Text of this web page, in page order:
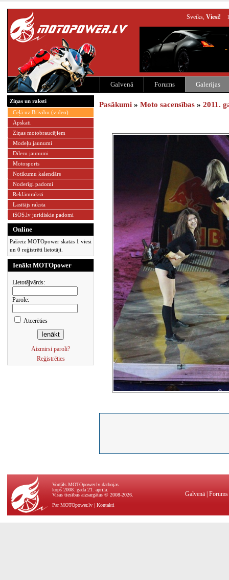
Sveiks, Viesi!
Galvenā Forums Galerijas
Ziņas un raksti
Ceļā uz Brīvību (video)
Apskati
Ziņas motobraucējiem
Modeļu jaunumi
Dīleru jaunumi
Motosports
Notikumu kalendārs
Noderīgi padomi
Reklāmraksti
Lasītājs raksta
iSOS.lv juridiskie padomi
Online
Pašreiz MOTOpower skatās 1 viesi
un 0 reģistrēti lietotāji.
Ienākt MOTOpower
Lietotājvārds:
Parole:
Atcerēties
Aizmirsi paroli?
Reģistrēties
Pasākumi » Moto sacensības » 2011.
Vortāls MOTOpower.lv darbojas
kopš 2008. gada 21. aprīļa.
Visas tiesības aizsargātas © 2008-2026.
Par MOTOpower.lv | Kontakti
Galvenā Forums